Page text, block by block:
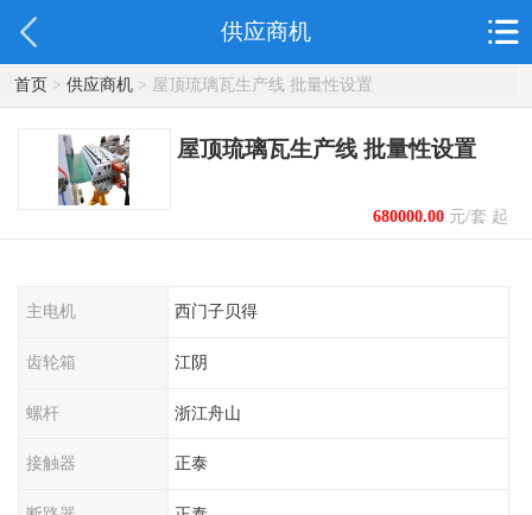
供应商机
首页> 供应商机> 屋顶琉璃瓦生产线 批量性设置
屋顶琉璃瓦生产线 批量性设置
680000.00元/套 起
主电机 西门子贝得
齿轮箱 江阴
螺杆 浙江舟山
接触器 正泰